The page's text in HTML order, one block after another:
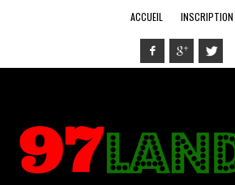
ACCUEIL INSCRIPTION